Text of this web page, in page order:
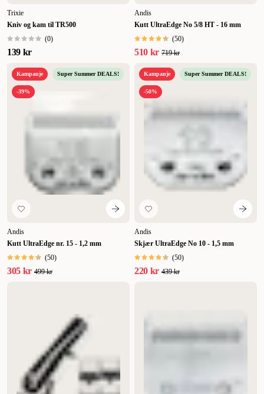
Trixie
Kniv og kam til TR500
(0)
139 kr
Andis
Kutt UltraEdge No 5/8 HT - 16 mm
(50)
510 kr 719 kr
Kampanje Super Summer DEALS!
-39%
Andis
Kutt UltraEdge nr. 15 - 1,2 mm
(50)
305 kr 499 kr
Kampanje Super Summer DEALS!
-50%
Andis
Skjær UltraEdge No 10 - 1,5 mm
(50)
220 kr 439 kr